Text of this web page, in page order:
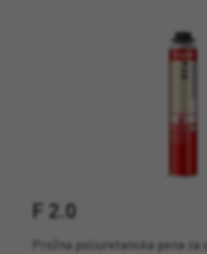
F 2.0
Prožna poliuretanska pena za